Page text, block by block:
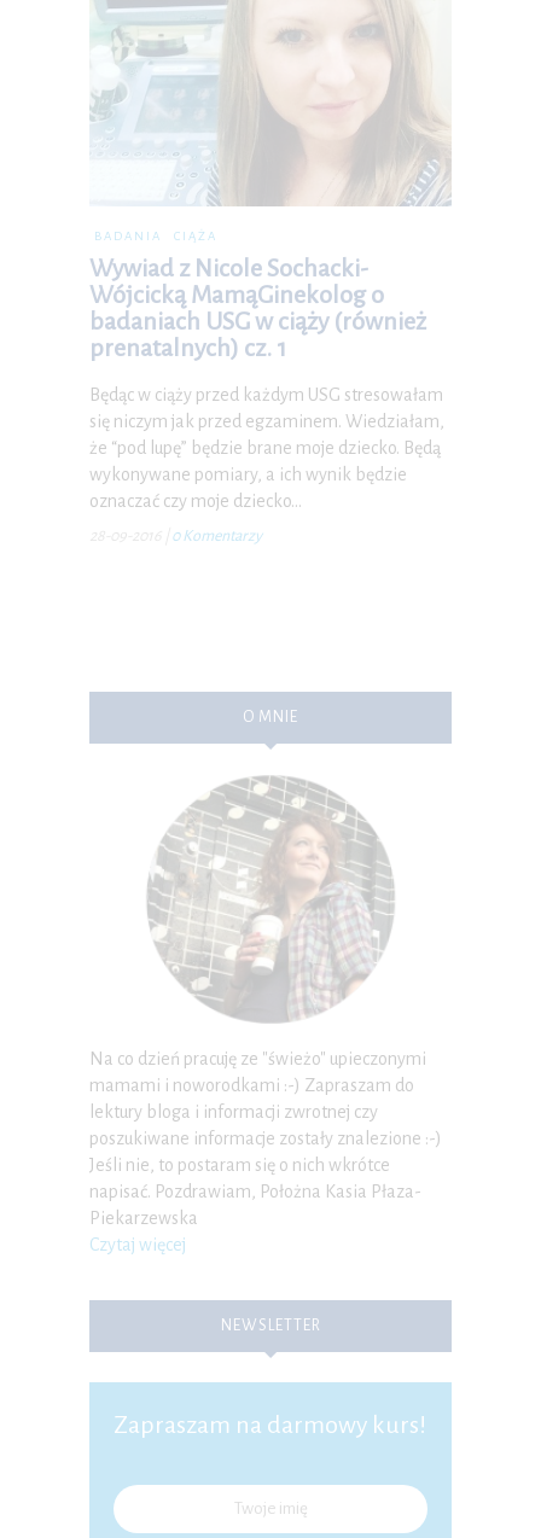
BADANIA CIĄŻA
Wywiad z Nicole Sochacki-
Wójcicką MamąGinekolog o
badaniach USG w ciąży (również
prenatalnych) cz. 1
Będąc w ciąży przed każdym USG stresowałam
się niczym jak przed egzaminem. Wiedziałam,
że “pod lupę” będzie brane moje dziecko. Będą
wykonywane pomiary, a ich wynik będzie
oznaczać czy moje dziecko…
28-09-2016 0 Komentarzy
O MNIE
Na co dzień pracuję ze "świeżo" upieczonymi
mamami i noworodkami :-) Zapraszam do
lektury bloga i informacji zwrotnej czy
poszukiwane informacje zostały znalezione :-)
Jeśli nie, to postaram się o nich wkrótce
napisać. Pozdrawiam, Położna Kasia Płaza-
Piekarzewska
Czytaj więcej
NEWSLETTER
Zapraszam na darmowy kurs!